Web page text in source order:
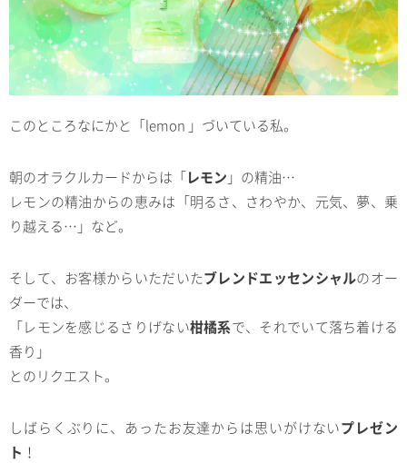
このところなにかと「lemon 」づいている私。
朝のオラクルカードからは「レモン 」の精油…
レモンの精油からの恵みは「明るさ、さわやか、元気、夢、乗
り越える…」など。
そして、お客様からいただいたブレンドエッセンシャルのオー
ダーでは、
「レモンを感じるさりげない柑橘系で、それでいて落ち着ける
香り」
とのリクエスト。
しばらくぶりに、あったお友達からは思いがけないプレゼン
ト ！